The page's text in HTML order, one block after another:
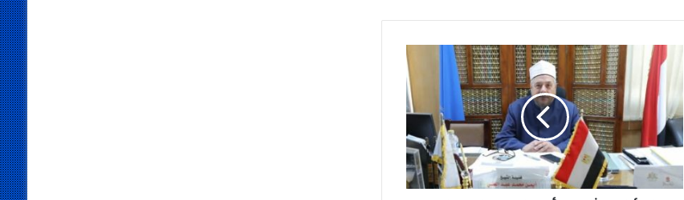
الاثنين
..
الأزهر
ينهي
استعداداته
لامتحانات
الشهادة